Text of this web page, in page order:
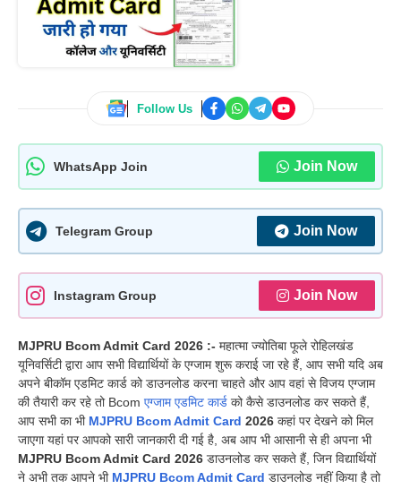
Follow Us
WhatsApp Join Join Now
Telegram Group Join Now
Instagram Group Join Now
MJPRU Bcom Admit Card 2026 :- महात्मा ज्योतिबा फूले रोहिलखंड
यूनिवर्सिटी द्वारा आप सभी विद्यार्थियों के एग्जाम शुरू कराई जा रहे हैं, आप सभी यदि अब
अपने बीकॉम एडमिट कार्ड को डाउनलोड करना चाहते और आप वहां से विजय एग्जाम
की तैयारी कर रहे तो Bcom एग्जाम एडमिट कार्ड को कैसे डाउनलोड कर सकते हैं,
आप सभी का भी MJPRU Bcom Admit Card 2026 कहां पर देखने को मिल
जाएगा यहां पर आपको सारी जानकारी दी गई है, अब आप भी आसानी से ही अपना भी
MJPRU Bcom Admit Card 2026 डाउनलोड कर सकते हैं, जिन विद्यार्थियों
ने अभी तक आपने भी MJPRU Bcom Admit Card डाउनलोड नहीं किया है तो